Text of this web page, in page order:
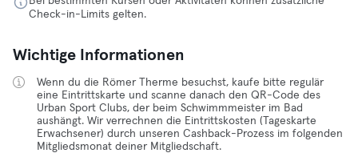
Check-in-Limits gelten.
Wichtige Informationen
Wenn du die Römer Therme besuchst, kaufe bitte regulär
eine Eintrittskarte und scanne danach den QR-Code des
Urban Sport Clubs, der beim Schwimmmeister im Bad
aushängt. Wir verrechnen die Eintrittskosten (Tageskarte
Erwachsener) durch unseren Cashback-Prozess im folgenden
Mitgliedsmonat deiner Mitgliedschaft.